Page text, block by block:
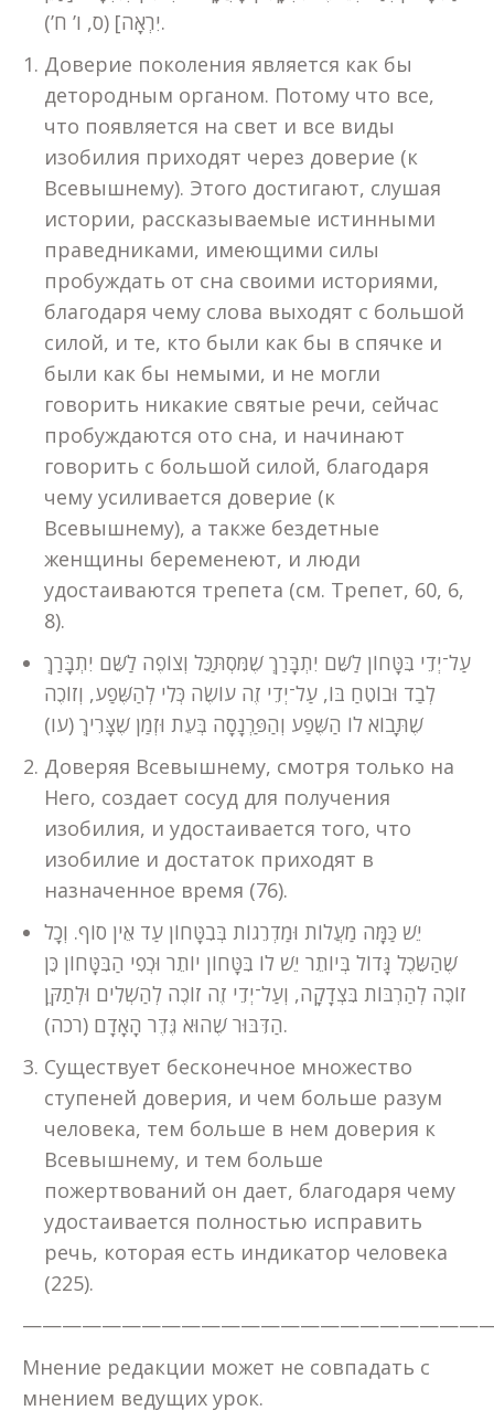
יִרְאָה] (ס, ו’ ח’).
Доверие поколения является как бы
детородным органом. Потому что все,
что появляется на свет и все виды
изобилия приходят через доверие (к
Всевышнему). Этого достигают, слушая
истории, рассказываемые истинными
праведниками, имеющими силы
пробуждать от сна своими историями,
благодаря чему слова выходят с большой
силой, и те, кто были как бы в спячке и
были как бы немыми, и не могли
говорить никакие святые речи, сейчас
пробуждаются ото сна, и начинают
говорить с большой силой, благодаря
чему усиливается доверие (к
Всевышнему), а также бездетные
женщины беременеют, и люди
удостаиваются трепета (см. Трепет, 60, 6,
8).
עַל־יְדֵי בִּטָּחוֹן לַשֵּׁם יִתְבָּרַךְ שֶׁמִּסְתַּכֵּל וְצוֹפֶה לַשֵּׁם יִתְבָּרַךְ
לְבַד וּבוֹטֵחַ בּוֹ, עַל־יְדֵי זֶה עוֹשֶׂה כְּלִי לְהַשֶּׁפַע, וְזוֹכֶה
שֶׁתָּבוֹא לוֹ הַשֶּׁפַע וְהַפַּרְנָסָה בְּעֵת וּזְמַן שֶׁצָּרִיךְ (עו)
Доверяя Всевышнему, смотря только на
Него, создает сосуд для получения
изобилия, и удостаивается того, что
изобилие и достаток приходят в
назначенное время (76).
יֵשׁ כַּמָּה מַעֲלוֹת וּמַדְרֵגוֹת בְּבִטָּחוֹן עַד אֵין סוֹף. וְכָל
שֶׁהַשֵּׂכֶל גָּדוֹל בְּיוֹתֵר יֵשׁ לוֹ בִּטָּחוֹן יוֹתֵר וּכְפִי הַבִּטָּחוֹן כֵּן
זוֹכֶה לְהַרְבּוֹת בִּצְדָקָה, וְעַל־יְדֵי זֶה זוֹכֶה לְהַשְׁלִים וּלְתַקֵּן
הַדִּבּוּר שֶׁהוּא גֶּדֶר הָאָדָם (רכה).
Существует бесконечное множество
ступеней доверия, и чем больше разум
человека, тем больше в нем доверия к
Всевышнему, и тем больше
пожертвований он дает, благодаря чему
удостаивается полностью исправить
речь, которая есть индикатор человека
(225).
Мнение редакции может не совпадать с
мнением ведущих урок.